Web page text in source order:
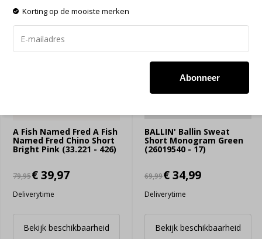
A Fish Named Fred A Fish
Named Fred Chino Short
Bright Pink (33.221 - 426)
79,95€ 39,97
Deliverytime
Bekijk beschikbaarheid
BALLIN' Ballin Sweat
Short Monogram Green
(26019540 - 17)
69,99€ 34,99
Deliverytime
Bekijk beschikbaarheid
Korting op de mooiste merken
Abonneer